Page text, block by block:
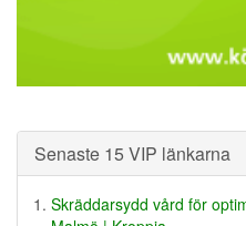
Senaste 15 VIP länkarna
Skräddarsydd vård för